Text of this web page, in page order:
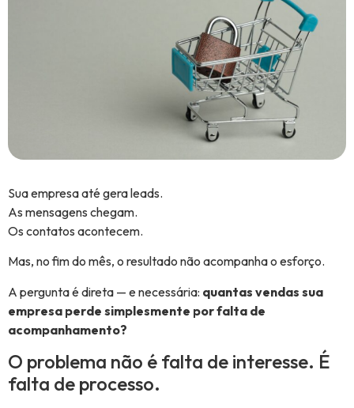
Sua empresa até gera leads.
As mensagens chegam.
Os contatos acontecem.
Mas, no fim do mês, o resultado não acompanha o esforço.
A pergunta é direta — e necessária: quantas vendas sua
empresa perde simplesmente por falta de
acompanhamento?
O problema não é falta de interesse. É
falta de processo.